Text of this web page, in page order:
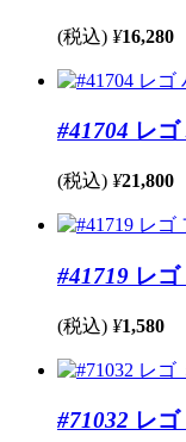
(税込) ¥16,280
#41704 レ
(税込) ¥21,800
#41719 レ
(税込) ¥1,580
#71032 レ